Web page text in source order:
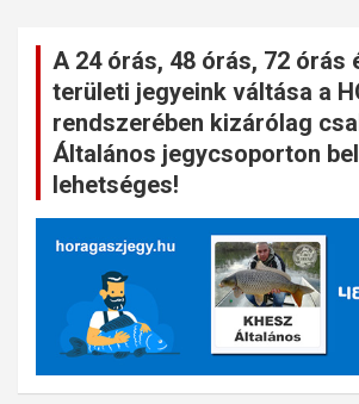
A 24 órás, 48 órás, 72 órás
területi jegyeink váltása a
rendszerében kizárólag
Általános jegycsoporton
lehetséges!